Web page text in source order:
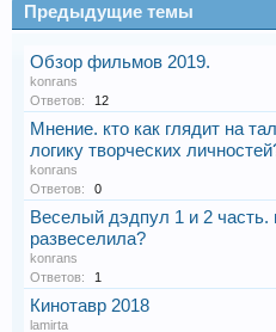
Предыдущие темы
Обзор фильмов 2019.
konrans
Ответов:
12
Мнение. кто как глядит на
логику творческих
konrans
Ответов:
0
Веселый дэдпул 1 и 2 часть.
развеселила?
konrans
Ответов:
1
Кинотавр 2018
lamirta